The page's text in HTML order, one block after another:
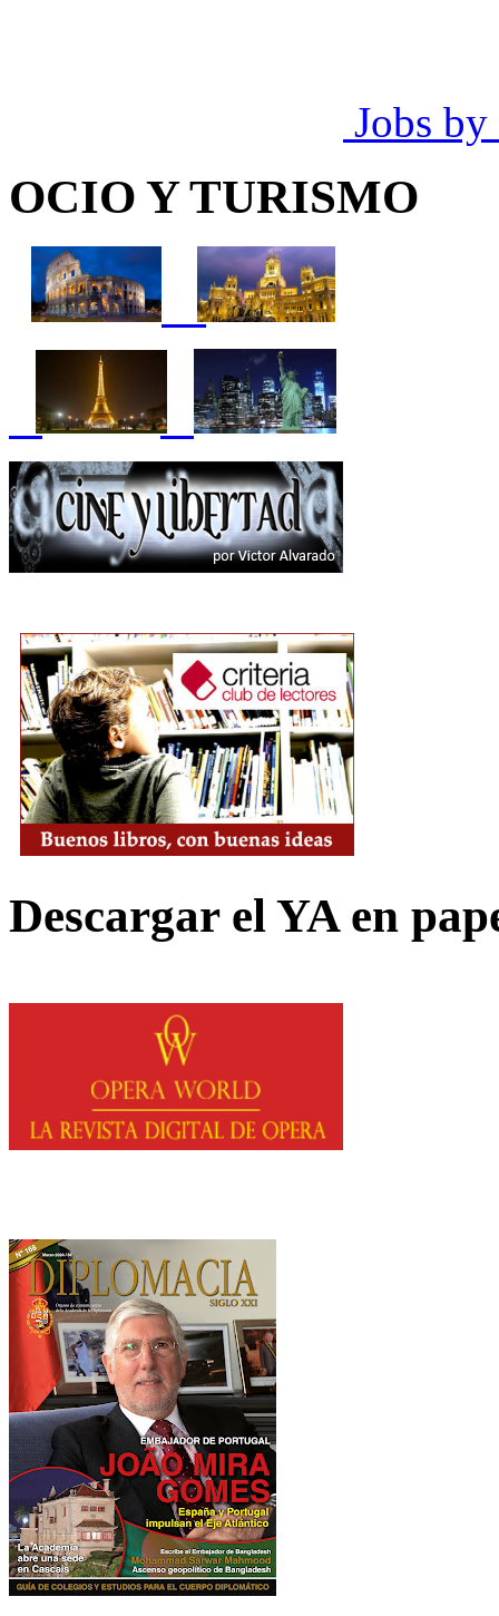
Jobs by
OCIO Y TURISMO
Descargar el YA en